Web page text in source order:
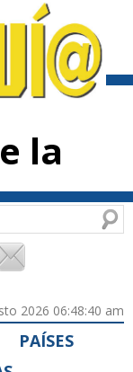
la
2026 06:48:40 am
PAÍSES